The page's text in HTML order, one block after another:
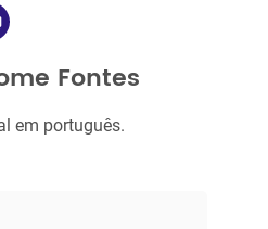
Fontes
em português.